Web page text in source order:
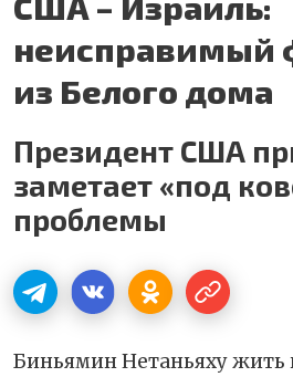
неисправимый
из Белого дома
Президент США
заметает «под
проблемы
Биньямин Нетаньяху жить